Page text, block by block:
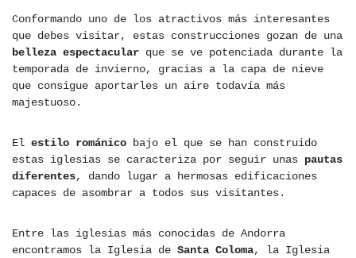
Conformando uno de los atractivos más interesantes
que debes visitar, estas construcciones gozan de una
belleza espectacular que se ve potenciada durante la
temporada de invierno, gracias a la capa de nieve
que consigue aportarles un aire todavía más
majestuoso.
El estilo románico bajo el que se han construido
estas iglesias se caracteriza por seguir unas pautas
diferentes, dando lugar a hermosas edificaciones
capaces de asombrar a todos sus visitantes.
Entre las iglesias más conocidas de Andorra
encontramos la Iglesia de Santa Coloma, la Iglesia